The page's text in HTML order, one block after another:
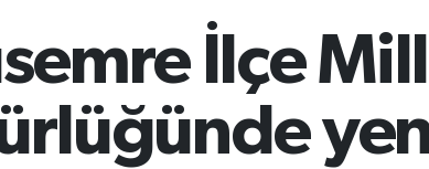
İlçe
Fikstür